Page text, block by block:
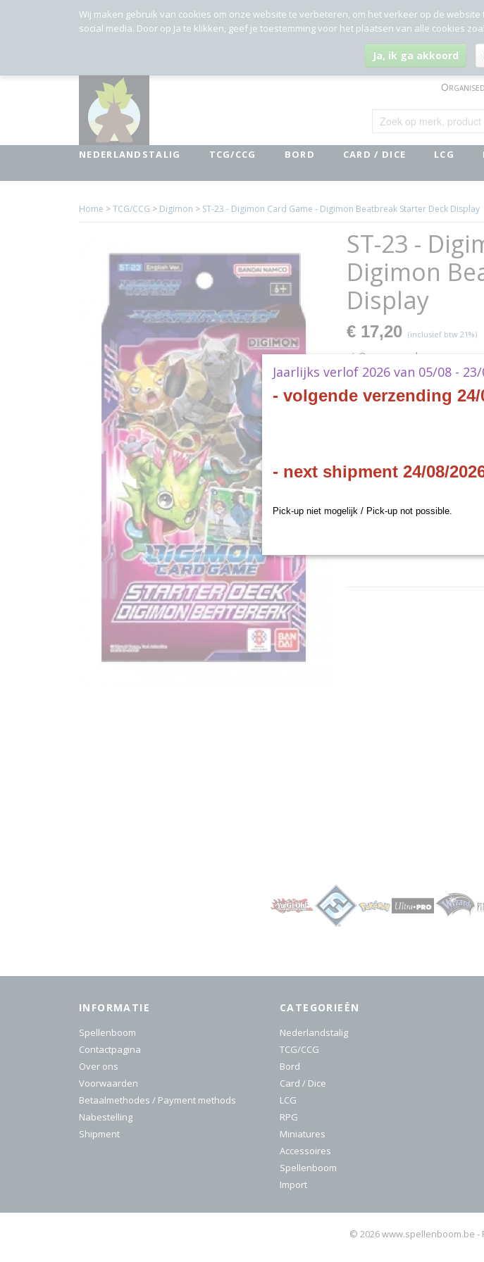
NEDERLANDSTALIG TCG/CCG BORD CARD / DICE LCG
Home >TCG/CCG > Digimon > ST-23 - Digimon Card Game - Digimon Beatbreak Starter Deck Display
ST-23 -
Digimon
Display
€ 17,20 (inclusief btw 21%)
✓ Op voorraad
Aantal
Productcode
INFORMATIE
Spellenboom
Contactpagina
Over ons
Voorwaarden
Betaalmethodes / Payment methods
Nabestelling
Shipment
CATEGORIEËN
Nederlandstalig
TCG/CCG
Bord
Card / Dice
LCG
RPG
Miniatures
Accessoires
Spellenboom
Import
© 2026 www.spellenboom.be
Wij maken gebruik van cookies om onze website te verbeteren, om het verkeer op de
social media. Door op Ja te klikken, geef je toestemming voor het plaatsen van alle cookies
Ja, ik ga akkoord
Jaarlijks verlof 2026 van 05/08 -
- volgende verzending 24/
- next shipment 24/08/
Pick-up niet mogelijk / Pick-up not possible.